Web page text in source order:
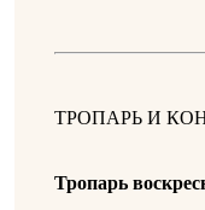
ТРОПАРЬ И
Тропарь